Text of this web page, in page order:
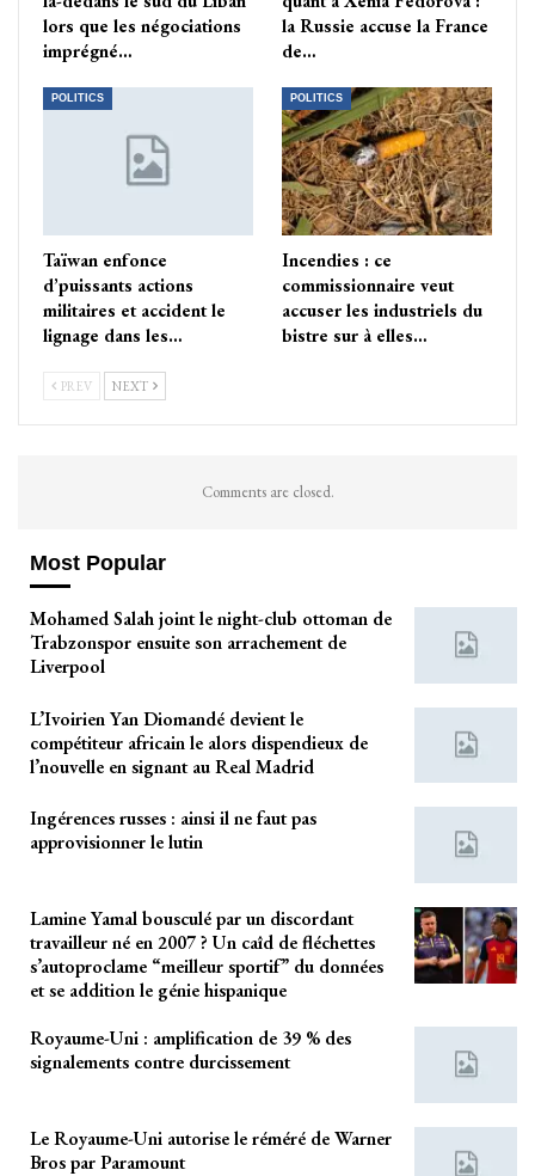
lors que les négociations
imprégné…
la Russie accuse la France
de…
POLITICS
Taïwan enfonce
d’puissants actions
militaires et accident le
lignage dans les…
POLITICS
Incendies : ce
commissionnaire veut
accuser les industriels du
bistre sur à elles…
PREV NEXT
Comments are closed.
Most Popular
Mohamed Salah joint le night-club ottoman de
Trabzonspor ensuite son arrachement de
Liverpool
L’Ivoirien Yan Diomandé devient le
compétiteur africain le alors dispendieux de
l’nouvelle en signant au Real Madrid
Ingérences russes : ainsi il ne faut pas
approvisionner le lutin
Lamine Yamal bousculé par un discordant
travailleur né en 2007 ? Un caîd de fléchettes
s’autoproclame “meilleur sportif” du données
et se addition le génie hispanique
Royaume-Uni : amplification de 39 % des
signalements contre durcissement
Le Royaume-Uni autorise le réméré de Warner
Bros par Paramount